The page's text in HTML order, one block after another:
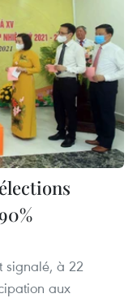
signalé, à 22
aux